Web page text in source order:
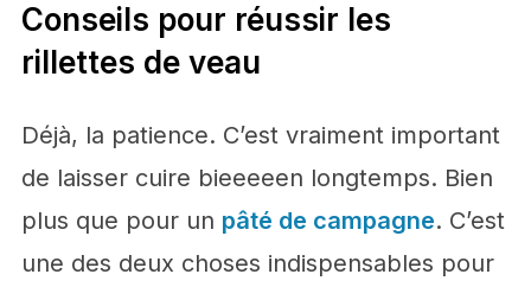
Conseils pour réussir les
rillettes de veau
Déjà, la patience. C’est vraiment important
de laisser cuire bieeeeen longtemps. Bien
plus que pour un pâté de campagne. C’est
une des deux choses indispensables pour